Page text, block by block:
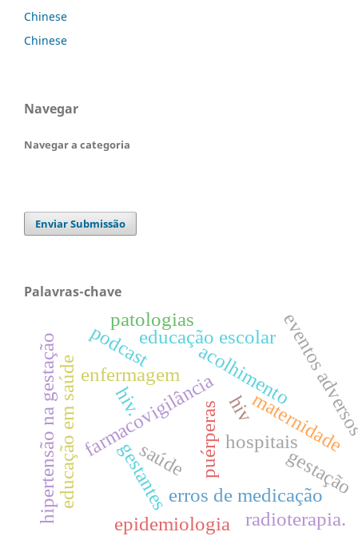
Chinese
Chinese
Navegar
Navegar a categoria
Enviar Submissão
Palavras-chave
gestantes puérperas maternidade
erros de medicação
hospitais
farmacovigilância eventos
educação em saúdeenfermagem
hiv
gestação
acolhimento
hiv.
educação escolar
saúde
podcast
epidemiologia radioterapia.
patologias
hipertensão na gestação